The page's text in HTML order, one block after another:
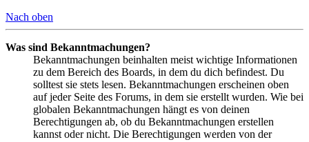
Nach oben
Was sind Bekanntmachungen?
Bekanntmachungen beinhalten meist wichtige Informationen
zu dem Bereich des Boards, in dem du dich befindest. Du
solltest sie stets lesen. Bekanntmachungen erscheinen oben
auf jeder Seite des Forums, in dem sie erstellt wurden. Wie bei
globalen Bekanntmachungen hängt es von deinen
Berechtigungen ab, ob du Bekanntmachungen erstellen
kannst oder nicht. Die Berechtigungen werden von der